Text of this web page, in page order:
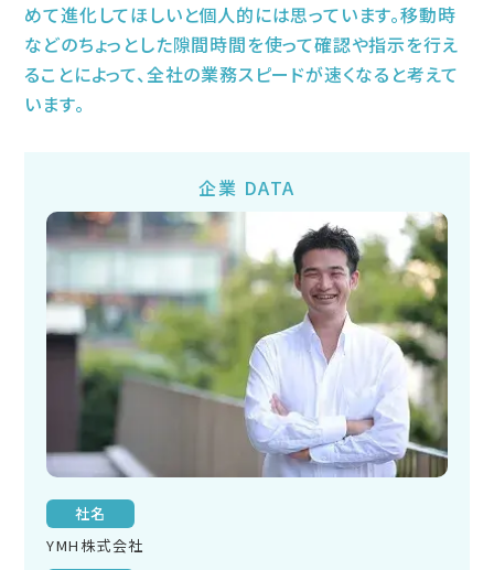
めて進化してほしいと個人的には思っています。移動時
などのちょっとした隙間時間を使って確認や指示を行え
ることによって、全社の業務スピードが速くなると考えて
います。
企業 DATA
社名
YMH株式会社